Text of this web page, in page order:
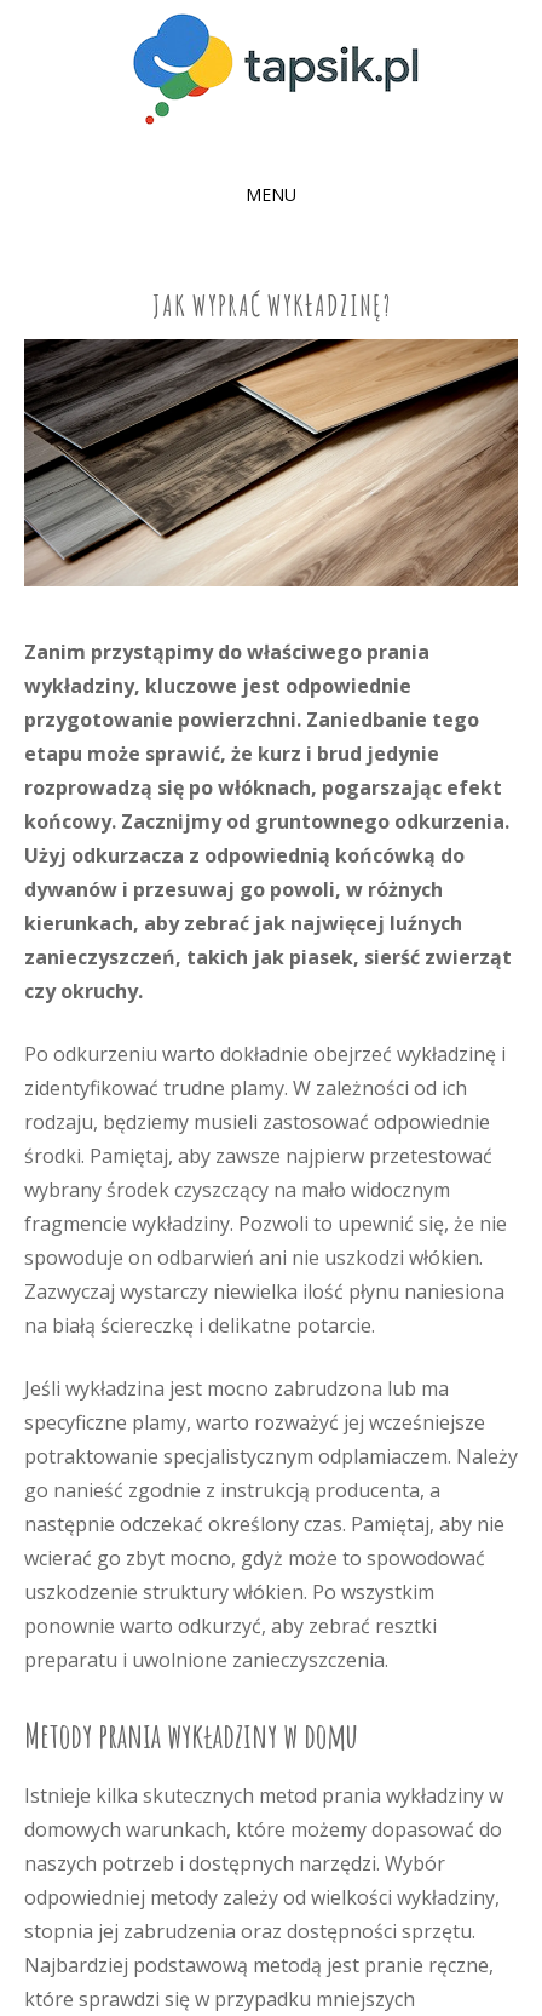
MENU
JAK WYPRAĆ WYKŁADZINĘ?
Zanim przystąpimy do właściwego prania
wykładziny, kluczowe jest odpowiednie
przygotowanie powierzchni. Zaniedbanie tego
etapu może sprawić, że kurz i brud jedynie
rozprowadzą się po włóknach, pogarszając efekt
końcowy. Zacznijmy od gruntownego odkurzenia.
Użyj odkurzacza z odpowiednią końcówką do
dywanów i przesuwaj go powoli, w różnych
kierunkach, aby zebrać jak najwięcej luźnych
zanieczyszczeń, takich jak piasek, sierść zwierząt
czy okruchy.
Po odkurzeniu warto dokładnie obejrzeć wykładzinę i
zidentyfikować trudne plamy. W zależności od ich
rodzaju, będziemy musieli zastosować odpowiednie
środki. Pamiętaj, aby zawsze najpierw przetestować
wybrany środek czyszczący na mało widocznym
fragmencie wykładziny. Pozwoli to upewnić się, że nie
spowoduje on odbarwień ani nie uszkodzi włókien.
Zazwyczaj wystarczy niewielka ilość płynu naniesiona
na białą ściereczkę i delikatne potarcie.
Jeśli wykładzina jest mocno zabrudzona lub ma
specyficzne plamy, warto rozważyć jej wcześniejsze
potraktowanie specjalistycznym odplamiaczem. Należy
go nanieść zgodnie z instrukcją producenta, a
następnie odczekać określony czas. Pamiętaj, aby nie
wcierać go zbyt mocno, gdyż może to spowodować
uszkodzenie struktury włókien. Po wszystkim
ponownie warto odkurzyć, aby zebrać resztki
preparatu i uwolnione zanieczyszczenia.
Metody prania wykładziny w domu
Istnieje kilka skutecznych metod prania wykładziny w
domowych warunkach, które możemy dopasować do
naszych potrzeb i dostępnych narzędzi. Wybór
odpowiedniej metody zależy od wielkości wykładziny,
stopnia jej zabrudzenia oraz dostępności sprzętu.
Najbardziej podstawową metodą jest pranie ręczne,
które sprawdzi się w przypadku mniejszych